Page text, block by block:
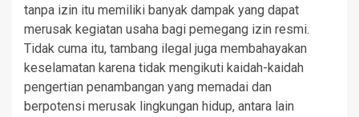
tanpa izin itu memiliki banyak dampak yang dapat
merusak kegiatan usaha bagi pemegang izin resmi.
Tidak cuma itu, tambang ilegal juga membahayakan
keselamatan karena tidak mengikuti kaidah-kaidah
pengertian penambangan yang memadai dan
berpotensi merusak lingkungan hidup, antara lain